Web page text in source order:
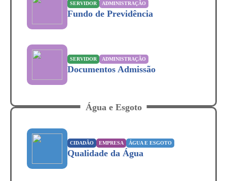
SERVIDOR ADMINISTRAÇÃO
Fundo de Previdência
SERVIDOR ADMINISTRAÇÃO
Documentos Admissão
Água e Esgoto
CIDADÃO EMPRESA ÁGUA E ESGOTO
Qualidade da Água